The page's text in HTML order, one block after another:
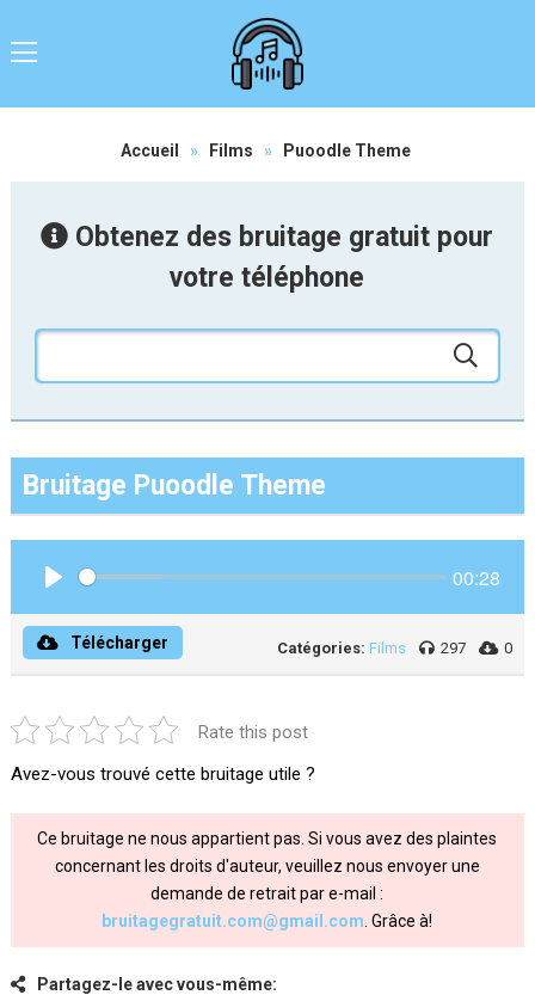
Accueil » Films » Puoodle Theme
Obtenez des bruitage gratuit pour
votre téléphone
Bruitage Puoodle Theme
00:28
Télécharger Catégories: Films 297 0
Rate this post
Avez-vous trouvé cette bruitage utile ?
Ce bruitage ne nous appartient pas. Si vous avez des plaintes
concernant les droits d'auteur, veuillez nous envoyer une
demande de retrait par e-mail :
bruitagegratuit.com@gmail.com . Grâce à!
Partagez-le avec vous-même: